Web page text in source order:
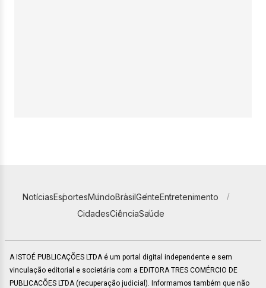
NotíciasEsportesMundoBrasilGenteEntretenimento
CidadesCiênciaSaúde
A ISTOÉ PUBLICAÇÕES LTDA é um portal digital independente e sem
vinculação editorial e societária com a EDITORA TRES COMÉRCIO DE
PUBLICACÕES LTDA (recuperação judicial). Informamos também que não